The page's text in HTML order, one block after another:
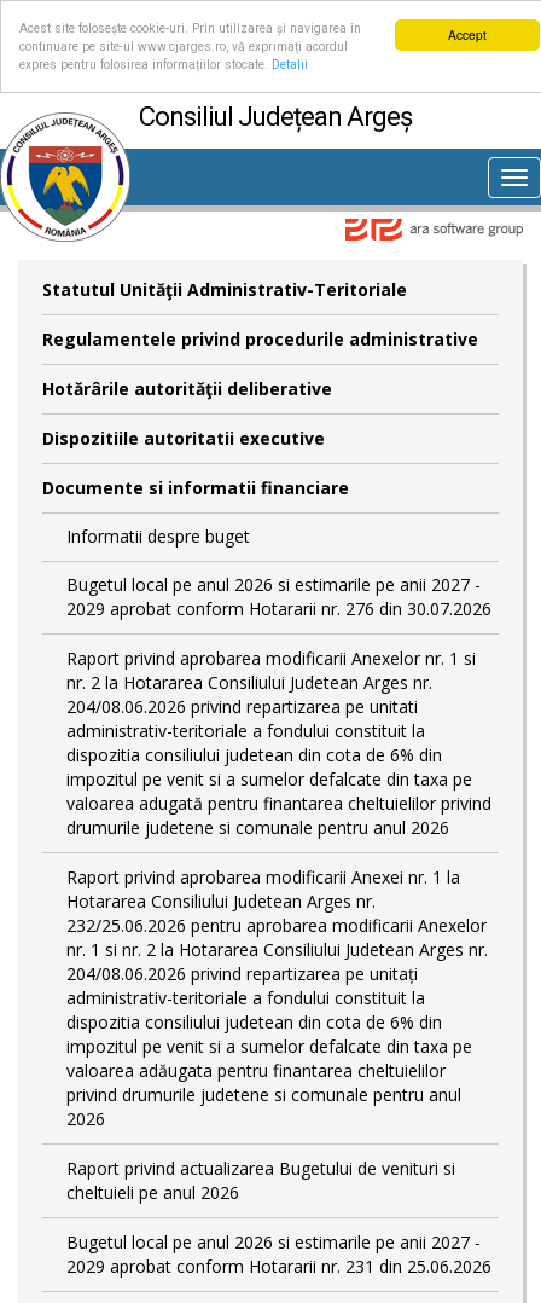
Accept
Acest site folosește cookie-uri. Prin utilizarea și navigarea în
continuare pe site-ul www.cjarges.ro, vă exprimați acordul
expres pentru folosirea informațiilor stocate.
Detalii
Consiliul Județean Argeș
Statutul Unităţii Administrativ-Teritoriale
Regulamentele privind procedurile administrative
Hotărârile autorităţii deliberative
Dispozitiile autoritatii executive
Documente si informatii financiare
Informatii despre buget
Bugetul local pe anul 2026 si estimarile pe anii 2027 -
2029 aprobat conform Hotararii nr. 276 din 30.07.2026
Raport privind aprobarea modificarii Anexelor nr. 1 si
nr. 2 la Hotararea Consiliului Judetean Arges nr.
204/08.06.2026 privind repartizarea pe unitati
administrativ-teritoriale a fondului constituit la
dispozitia consiliului judetean din cota de 6% din
impozitul pe venit si a sumelor defalcate din taxa pe
valoarea adugată pentru finantarea cheltuielilor privind
drumurile judetene si comunale pentru anul 2026
Raport privind aprobarea modificarii Anexei nr. 1 la
Hotararea Consiliului Judetean Arges nr.
232/25.06.2026 pentru aprobarea modificarii Anexelor
nr. 1 si nr. 2 la Hotararea Consiliului Judetean Arges nr.
204/08.06.2026 privind repartizarea pe unitați
administrativ-teritoriale a fondului constituit la
dispozitia consiliului judetean din cota de 6% din
impozitul pe venit si a sumelor defalcate din taxa pe
valoarea adăugata pentru finantarea cheltuielilor
privind drumurile judetene si comunale pentru anul
2026
Raport privind actualizarea Bugetului de venituri si
cheltuieli pe anul 2026
Bugetul local pe anul 2026 si estimarile pe anii 2027 -
2029 aprobat conform Hotararii nr. 231 din 25.06.2026